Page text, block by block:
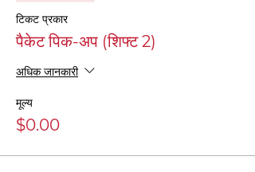
टिकट प्रकार
पैकेट पिक-अप (शिफ्ट 2)
अधिक जानकारी
मूल्य
$0.00